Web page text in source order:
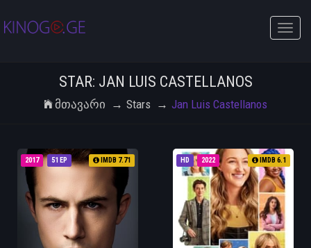
Toggle
STAR: JAN LUIS CASTELLANOS
Მთავარი Stars Jan Luis Castellanos
51 EP
2017 IMDB 7.71 HD 2022 IMDB 6.1